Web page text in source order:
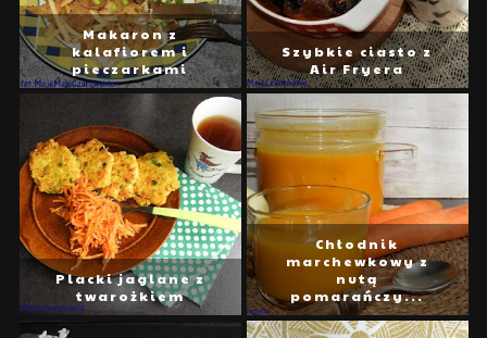
Makaron z
kalafiorem i
pieczarkami
Szybkie ciasto z
Air Fryera
Placki jaglane z
twarożkiem
Chłodnik
marchewkowy z
nutą
pomarańczy...